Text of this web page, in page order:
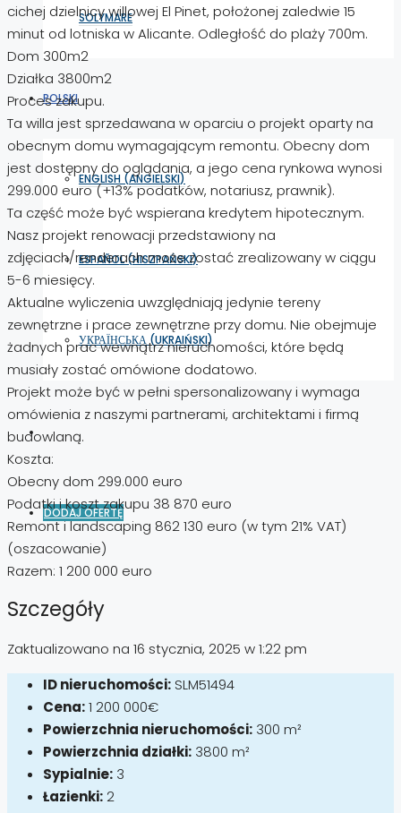
SOLYMARE
POLSKI
ENGLISH (ANGIELSKI)
ESPAÑOL(HISZPAŃSKI)
УКРАЇНСЬКА(UKRAIŃSKI)
DODAJ OFERTĘ
cichej dzielnicy willowej El Pinet, położonej zaledwie 15
minut od lotniska w Alicante. Odległość do plaży 700m.
Dom 300m2
Działka 3800m2
Proces zakupu.
Ta willa jest sprzedawana w oparciu o projekt oparty na
obecnym domu wymagającym remontu. Obecny dom
jest dostępny do oglądania, a jego cena rynkowa wynosi
299.000 euro (+13% podatków, notariusz, prawnik).
Ta część może być wspierana kredytem hipotecznym.
Nasz projekt renowacji przedstawiony na
zdjęciach/renderach może zostać zrealizowany w ciągu
5-6 miesięcy.
Aktualne wyliczenia uwzględniają jedynie tereny
zewnętrzne i prace zewnętrzne przy domu. Nie obejmuje
żadnych prac wewnątrz nieruchomości, które będą
musiały zostać omówione dodatowo.
Projekt może być w pełni spersonalizowany i wymaga
omówienia z naszymi partnerami, architektami i firmą
budowlaną.
Koszta:
Obecny dom 299.000 euro
Podatki i koszt zakupu 38 870 euro
Remont i landscaping 862 130 euro (w tym 21% VAT)
(oszacowanie)
Razem: 1 200 000 euro
Szczegóły
Zaktualizowano na 16 stycznia, 2025 w 1:22 pm
ID nieruchomości: SLM51494
Cena:1 200 000€
Powierzchnia nieruchomości: 300 m²
Powierzchnia działki: 3800 m²
Sypialnie: 3
Łazienki: 2